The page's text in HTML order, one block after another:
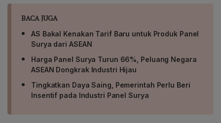
BACA JUGA
AS Bakal Kenakan Tarif Baru untuk Produk Panel
Surya dari ASEAN
Harga Panel Surya Turun 66%, Peluang Negara
ASEAN Dongkrak Industri Hijau
Tingkatkan Daya Saing, Pemerintah Perlu Beri
Insentif pada Industri Panel Surya